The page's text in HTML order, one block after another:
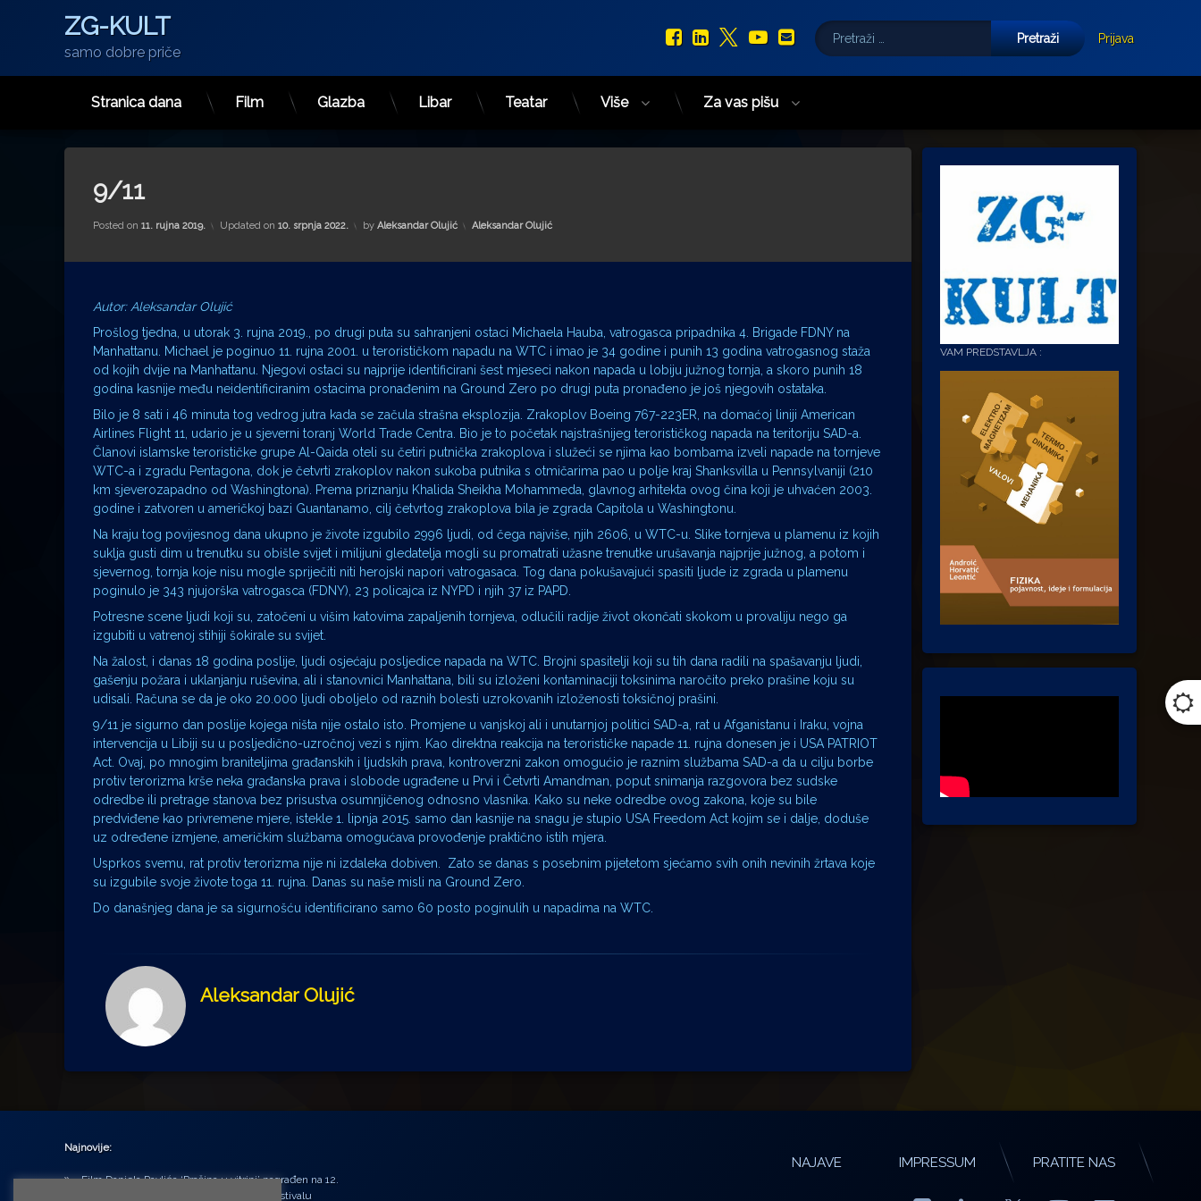
ZG-KULT
samo dobre priče
Facebook
LinkedIn
X.com
YouTube
E-mail
Pretraži:
Prijava
Stranica dana Film Glazba Libar Teatar Više Za vas pišu
9/11
Posted on 11. rujna 2019. Updated on 10. srpnja 2022. by Aleksandar Olujić Kategorije:
Aleksandar Olujić
Autor: Aleksandar Olujić
Prošlog tjedna, u utorak 3. rujna 2019., po drugi puta su sahranjeni ostaci Michaela Hauba, vatrogasca pripadnika 4. Brigade FDNY na
Manhattanu. Michael je poginuo 11. rujna 2001. u terorističkom napadu na WTC i imao je 34 godine i punih 13 godina vatrogasnog staža
od kojih dvije na Manhattanu. Njegovi ostaci su najprije identificirani šest mjeseci nakon napada u lobiju južnog tornja, a skoro punih 18
godina kasnije među neidentificiranim ostacima pronađenim na Ground Zero po drugi puta pronađeno je još njegovih ostataka.
Bilo je 8 sati i 46 minuta tog vedrog jutra kada se začula strašna eksplozija. Zrakoplov Boeing 767-223ER, na domaćoj liniji American
Airlines Flight 11, udario je u sjeverni toranj World Trade Centra. Bio je to početak najstrašnijeg terorističkog napada na teritoriju SAD-a.
Članovi islamske terorističke grupe Al-Qaida oteli su četiri putnička zrakoplova i služeći se njima kao bombama izveli napade na tornjeve
WTC-a i zgradu Pentagona, dok je četvrti zrakoplov nakon sukoba putnika s otmičarima pao u polje kraj Shanksvilla u Pennsylvaniji (210
km sjeverozapadno od Washingtona). Prema priznanju Khalida Sheikha Mohammeda, glavnog arhitekta ovog čina koji je uhvaćen 2003.
godine i zatvoren u američkoj bazi Guantanamo, cilj četvrtog zrakoplova bila je zgrada Capitola u Washingtonu.
Na kraju tog povijesnog dana ukupno je živote izgubilo 2996 ljudi, od čega najviše, njih 2606, u WTC-u. Slike tornjeva u plamenu iz kojih
suklja gusti dim u trenutku su obišle svijet i milijuni gledatelja mogli su promatrati užasne trenutke urušavanja najprije južnog, a potom i
sjevernog, tornja koje nisu mogle spriječiti niti herojski napori vatrogasaca. Tog dana pokušavajući spasiti ljude iz zgrada u plamenu
poginulo je 343 njujorška vatrogasca (FDNY), 23 policajca iz NYPD i njih 37 iz PAPD.
Potresne scene ljudi koji su, zatočeni u višim katovima zapaljenih tornjeva, odlučili radije život okončati skokom u provaliju nego ga
izgubiti u vatrenoj stihiji šokirale su svijet.
Na žalost, i danas 18 godina poslije, ljudi osjećaju posljedice napada na WTC. Brojni spasitelji koji su tih dana radili na spašavanju ljudi,
gašenju požara i uklanjanju ruševina, ali i stanovnici Manhattana, bili su izloženi kontaminaciji toksinima naročito preko prašine koju su
udisali. Računa se da je oko 20.000 ljudi oboljelo od raznih bolesti uzrokovanih izloženosti toksičnoj prašini.
9/11 je sigurno dan poslije kojega ništa nije ostalo isto. Promjene u vanjskoj ali i unutarnjoj politici SAD-a, rat u Afganistanu i Iraku, vojna
intervencija u Libiji su u posljedično-uzročnoj vezi s njim. Kao direktna reakcija na terorističke napade 11. rujna donesen je i USA PATRIOT
Act. Ovaj, po mnogim braniteljima građanskih i ljudskih prava, kontroverzni zakon omogućio je raznim službama SAD-a da u cilju borbe
protiv terorizma krše neka građanska prava i slobode ugrađene u Prvi i Četvrti Amandman, poput snimanja razgovora bez sudske
odredbe ili pretrage stanova bez prisustva osumnjičenog odnosno vlasnika. Kako su neke odredbe ovog zakona, koje su bile
predviđene kao privremene mjere, istekle 1. lipnja 2015. samo dan kasnije na snagu je stupio USA Freedom Act kojim se i dalje, doduše
uz određene izmjene, američkim službama omogućava provođenje praktično istih mjera.
Usprkos svemu, rat protiv terorizma nije ni izdaleka dobiven. Zato se danas s posebnim pijetetom sjećamo svih onih nevinih žrtava koje
su izgubile svoje živote toga 11. rujna. Danas su naše misli na Ground Zero.
Do današnjeg dana je sa sigurnošću identificirano samo 60 posto poginulih u napadima na WTC.
Aleksandar Olujić
VAM PREDSTAVLJA :
Najnovije:
Film Daniela Pavlića ‘Prašina u vitrini’ nagrađen na 12.
Green Montenegro International Film Festivalu
NAJAVE IMPRESSUM PRATITE NAS